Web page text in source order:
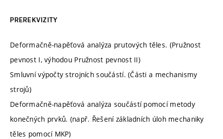
PREREKVIZITY
Deformačně-napěťová analýza prutových těles. (Pružnost
pevnost I, výhodou Pružnost pevnost II)
Smluvní výpočty strojních součástí. (Části a mechanismy
strojů)
Deformačně-napěťová analýza součástí pomocí metody
konečných prvků. (např. Řešení základních úloh mechaniky
těles pomocí MKP)